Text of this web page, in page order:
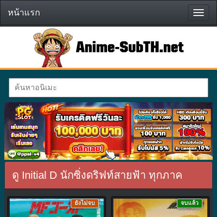
หน้า
แรก
หน้าแรก
ดู Initial D นักซิ่งดริฟท์สายฟ้า ทุกภาค
ยังไม่จบ จบแล้ว